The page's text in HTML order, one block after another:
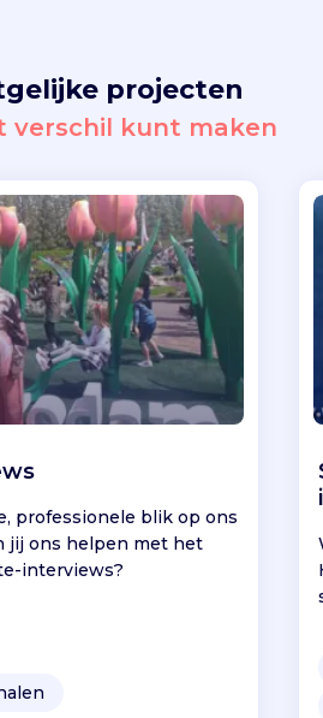
projecten
verschil kunt maken
professionele blik op ons
jij ons helpen met het
interviews?